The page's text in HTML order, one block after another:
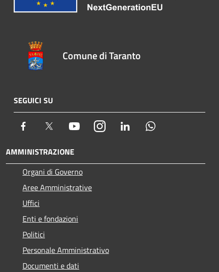
Comune di Taranto
SEGUICI SU
Facebook Twitter YoutubeInstagram LinkedIn
AMMINISTRAZIONE
Organi di Governo
Aree Amministrative
Uffici
Enti e fondazioni
Politici
Personale Amministrativo
Documenti e dati